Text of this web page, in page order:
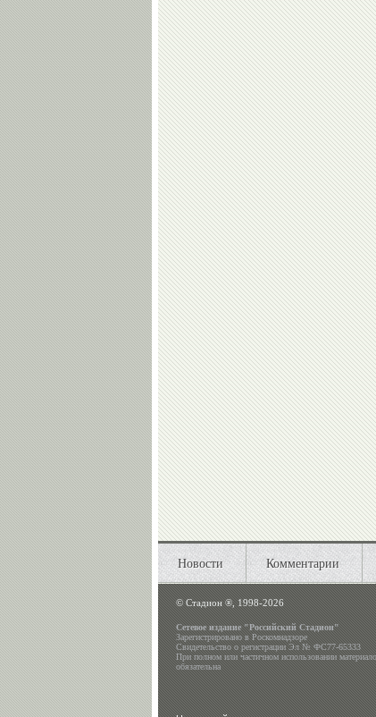
Новости Комментарии
©Стадион ®, 1998-2026
Сетевое издание "Российский Стадион"
Зарегистрировано в Роскомнадзоре
Свидетельство о регистрации Эл № ФС77-65333
При полном или частичном использовании
обязательна